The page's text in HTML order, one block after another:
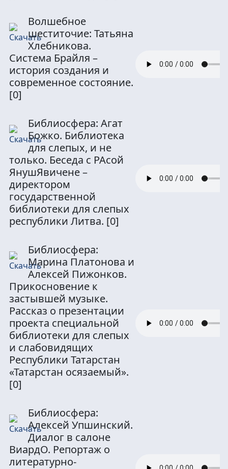
Волшебное
шеститочие: Татьяна
Хлебникова.
Система Брайля –
история создания и
современное состояние.
[0]
Библиосфера: Агат
Божко. Библиотека
для слепых, и не
только. Беседа с РАсой
ЯнушЯвичене –
директором
государственной
библиотеки для слепых
республики Литва. [0]
Библиосфера:
Марина Платонова и
Алексей Пижонков.
Прикосновение к
застывшей музыке.
Рассказ о презентации
проекта специальной
библиотеки для слепых
и слабовидящих
Республики Татарстан
«Татарстан осязаемый».
[0]
Библиосфера:
Алексей Упшинский.
Диалог в салоне
ВиардО. Репортаж о
литературно-